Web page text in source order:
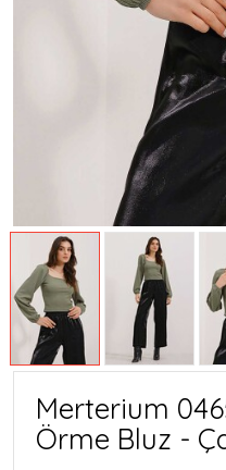
Merterium
Örme Bluz -